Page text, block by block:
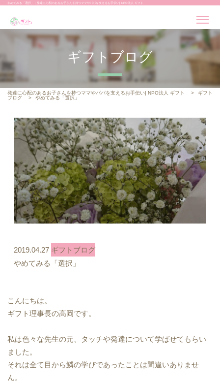
やめてみる「選択」 | 発達に心配のあるお子さんを持つママやパパを支えるお手伝い| NPO法人 ギフト
ギフトブログ
発達に心配のあるお子さんを持つママやパパを支えるお手伝い| NPO法人 ギフト >
ギフト
ブログ
> やめてみる「選択」
2019.04.27 ギフトブログ
やめてみる「選択」
こんにちは。
ギフト理事長の高岡です。
私は色々な先生の元、タッチや発達について学ばせてもらい
ました。
それは全て目から鱗の学びであったことは間違いありませ
ん。